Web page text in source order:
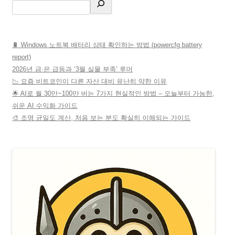
🔋 Windows 노트북 배터리 상태 확인하는 방법 (powercfg battery
report)
2026년 금·은 급등과 ‘3월 실물 부족’ 루머
📉 요즘 비트코인이 다른 자산 대비 유난히 약한 이유
🌟 AI로 월 30만~100만 버는 7가지 현실적인 방법 – 오늘부터 가능한,
쉬운 AI 수익화 가이드
🎨 조명 균일도 계산, 처음 보는 분도 확실히 이해되는 가이드